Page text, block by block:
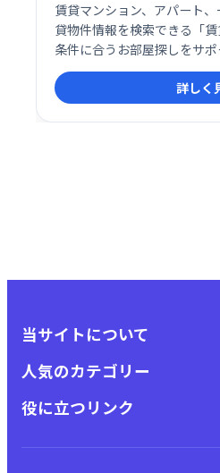
賃貸マンション、アパート
貸物件情報を検索できる「
条件に合うお部屋探しをサ
情報と使いやすい検索機能
に探せます。スムーズなお部
う！
詳しく
当サイトについて
人気のカテゴリー
役に立つリンク